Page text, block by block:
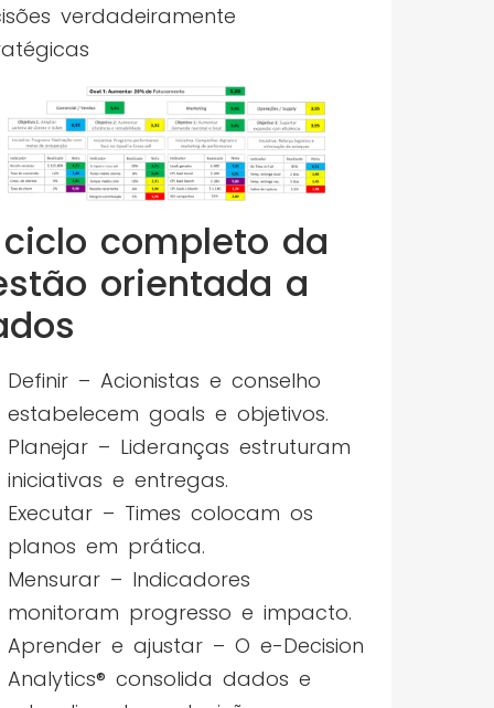
verdadeiramente
completo da
orientada a
Definir – Acionistas e conselho
estabelecem goals e objetivos.
Planejar – Lideranças estruturam
iniciativas e entregas.
Executar – Times colocam os
planos em prática.
Mensurar – Indicadores
monitoram progresso e impacto.
Aprender e ajustar – O e-Decision
Analytics® consolida dados e